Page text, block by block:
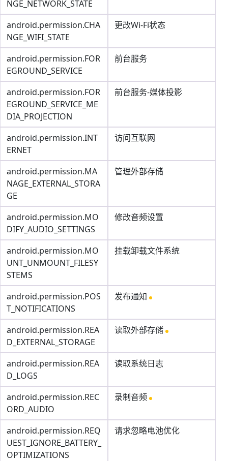
NGE_NETWORK_STATE
android.permission.CHA
NGE_WIFI_STATE
更改Wi-Fi状态
android.permission.FOR
EGROUND_SERVICE
前台服务
android.permission.FOR
EGROUND_SERVICE_ME
DIA_PROJECTION
前台服务-媒体投影
android.permission.INT
ERNET
访问互联网
android.permission.MA
NAGE_EXTERNAL_STORA
GE
管理外部存储
android.permission.MO
DIFY_AUDIO_SETTINGS
修改音频设置
android.permission.MO
UNT_UNMOUNT_FILESY
STEMS
挂载卸载文件系统
android.permission.POS
T_NOTIFICATIONS
发布通知
android.permission.REA
D_EXTERNAL_STORAGE
读取外部存储
android.permission.REA
D_LOGS
读取系统日志
android.permission.REC
ORD_AUDIO
录制音频
android.permission.REQ
UEST_IGNORE_BATTERY_
OPTIMIZATIONS
请求忽略电池优化